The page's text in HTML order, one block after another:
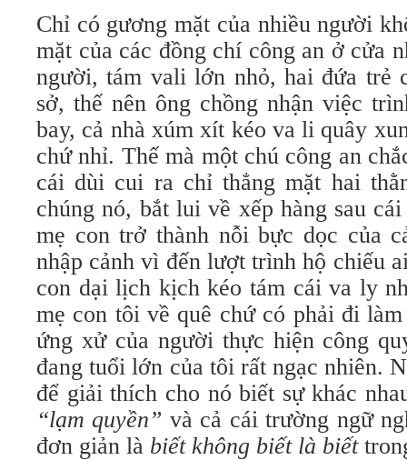
Chỉ có gương mặt của nhiều người
mặt của các đồng chí công an ở cửa
người, tám vali lớn nhỏ, hai đứa trẻ
sở, thế nên ông chồng nhận việc
bay, cả nhà xúm xít kéo va li quây
chứ nhỉ. Thế mà một chú công an
cái dùi cui ra chỉ thẳng mặt hai
chúng nó, bắt lui về xếp hàng sau
mẹ con trở thành nỗi bực dọc của
nhập cảnh vì đến lượt trình hộ chiếu
con dại lịch kịch kéo tám cái va ly
mẹ con tôi về quê chứ có phải đi
ứng xử của người thực hiện công
đang tuổi lớn của tôi rất ngạc nhiên.
để giải thích cho nó biết sự khác
“lạm quyền” và cả cái trường ngữ
đơn giản là biết không biết là biết